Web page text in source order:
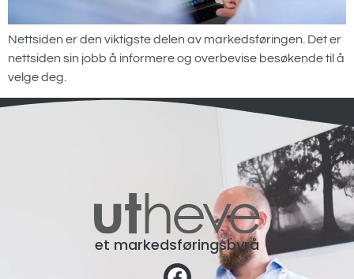
Nettsiden er den viktigste delen av markedsføringen. Det er
nettsiden sin jobb å informere og overbevise besøkende til å
velge deg.
et markedsføringsbyrå